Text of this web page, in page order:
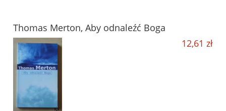
Thomas Merton, Aby odnaleźć Boga
12,61 zł